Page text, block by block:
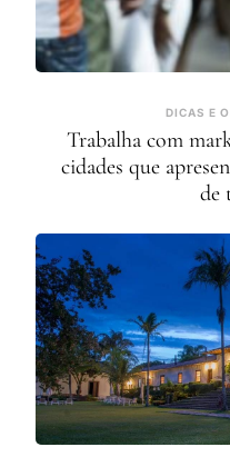
DICAS E
Trabalha com
cidades que
de